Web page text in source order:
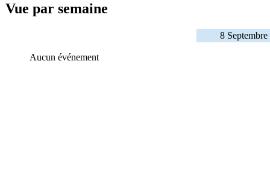
Vue par semaine
8
Aucun événement